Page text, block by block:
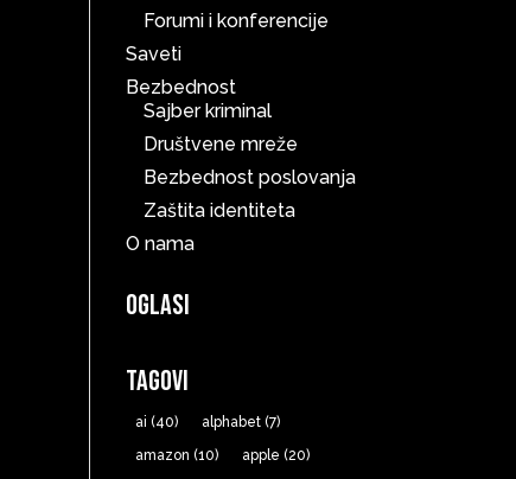
Forumi i konferencije
Saveti
Bezbednost
Sajber kriminal
Društvene mreže
Bezbednost poslovanja
Zaštita identiteta
O nama
Oglasi
Tagovi
ai (40) alphabet (7)
amazon (10) apple (20)